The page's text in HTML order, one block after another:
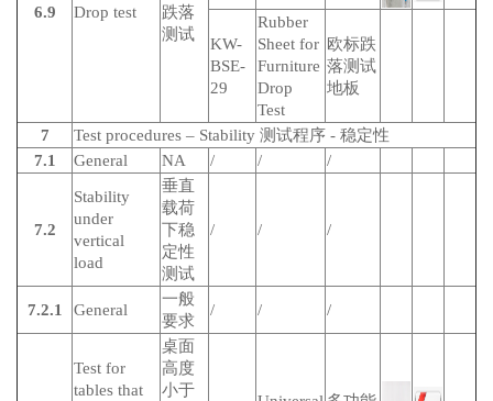
6.9 Drop test
跌落
测试
KW-
BSE-
29
Rubber
Sheet for
Furniture
Drop
Test
欧标跌
落测试
地板
7
Test procedures – Stability 测试程序 - 稳定性
7.1
General NA / / /
7.2
Stability
under
vertical
load
垂直
载荷
下稳
定性
测试
/ / /
7.2.1 General
一般
要求
/ / /
Test for
tables that
桌面
高度
小于